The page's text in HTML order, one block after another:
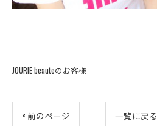
JOURIE beauteのお客様
< 前のページ 一覧に戻る